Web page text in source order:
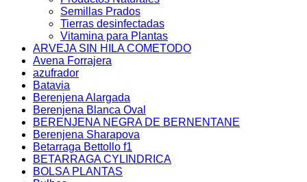
Semillas Prados
Tierras desinfectadas
Vitamina para Plantas
ARVEJA SIN HILA COMETODO
Avena Forrajera
azufrador
Batavia
Berenjena Alargada
Berenjena Blanca Oval
BERENJENA NEGRA DE BERNENTANE
Berenjena Sharapova
Betarraga Bettollo f1
BETARRAGA CYLINDRICA
BOLSA PLANTAS